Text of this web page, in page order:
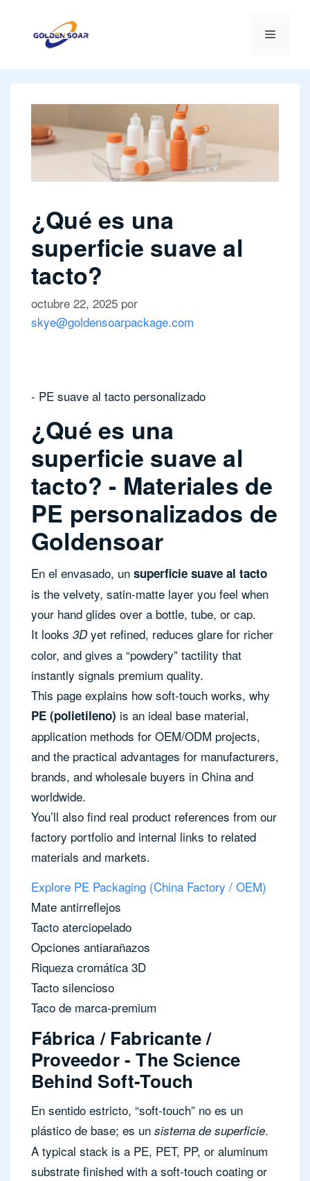
contenido
Menú
¿Qué es una
superficie suave al
tacto?
octubre 22, 2025 por
skye@goldensoarpackage.com
- PE suave al tacto personalizado
¿Qué es una
superficie suave al
tacto? - Materiales de
PE personalizados de
Goldensoar
En el envasado, un superficie suave al tacto
is the velvety, satin-matte layer you feel when
your hand glides over a bottle, tube, or cap.
It looks 3D yet refined, reduces glare for richer
color, and gives a “powdery” tactility that
instantly signals premium quality.
This page explains how soft-touch works, why
PE (polietileno) is an ideal base material,
application methods for OEM/ODM projects,
and the practical advantages for manufacturers,
brands, and wholesale buyers in China and
worldwide.
You’ll also find real product references from our
factory portfolio and internal links to related
materials and markets.
Explore PE Packaging (China Factory / OEM)
Mate antirreflejos
Tacto aterciopelado
Opciones antiarañazos
Riqueza cromática 3D
Tacto silencioso
Taco de marca-premium
Fábrica / Fabricante /
Proveedor - The Science
Behind Soft-Touch
En sentido estricto, “soft-touch” no es un
plástico de base; es un sistema de superficie.
A typical stack is a PE, PET, PP, or aluminum
substrate finished with a soft-touch coating or